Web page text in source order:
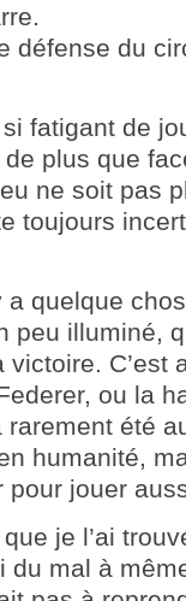
défense du
fatigant de
plus que
ne soit pas
toujours
quelque
peu illuminé,
C’est
ou la
rarement été
humanité,
pour jouer
que je l’ai
du mal à